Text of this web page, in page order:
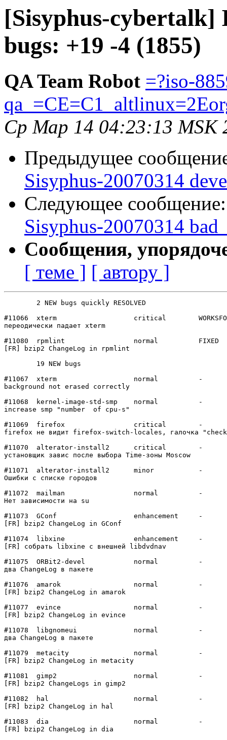
[Sisyphus-cybertalk]
bugs: +19 -4 (1855)
QA Team Robot =?iso-
Ср Мар 14 04:23:13 MSK
Предыдущее
Sisyphus-20070314
Следующее
Sisyphus-20070314
Сообщения,
[ теме ] [ автору ]
#11066	xterm           	critical	WORKSFORME
переодически падает xterm
#11080	rpmlint         	normal  	FIXED
[FR] bzip2 ChangeLog in rpmlint
#11067	xterm           	normal  	-
background not erased correctly
#11068	kernel-image-std-smp	normal  	-
increase smp "number  of cpu-s"
#11069	firefox         	critical	-
firefox не видит firefox-switch-locales, галочка
#11070	alterator-install2	critical	-
установщик завис после выбора Time-зоны Moscow
#11071	alterator-install2	minor   	-
Ошибки с списке городов
#11072	mailman         	normal  	-
Нет зависимости на su
#11073	GConf           	enhancement	-
[FR] bzip2 ChangeLog in GConf
#11074	libxine         	enhancement	-
[FR] собрать libxine с внешней libdvdnav
#11075	ORBit2-devel    	normal  	-
два ChangeLog в пакете
#11076	amarok          	normal  	-
[FR] bzip2 ChangeLog in amarok
#11077	evince          	normal  	-
[FR] bzip2 ChangeLog in evince
#11078	libgnomeui      	normal  	-
два ChangeLog в пакете
#11079	metacity        	normal  	-
[FR] bzip2 ChangeLog in metacity
#11081	gimp2           	normal  	-
[FR] bzip2 ChangeLogs in gimp2
#11082	hal             	normal  	-
[FR] bzip2 ChangeLog in hal
#11083	dia             	normal  	-
[FR] bzip2 ChangeLog in dia